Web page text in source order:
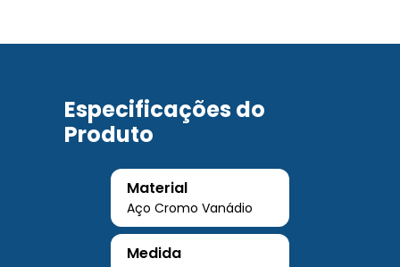
Especificações do
Produto
Material
Aço Cromo Vanádio
Medida